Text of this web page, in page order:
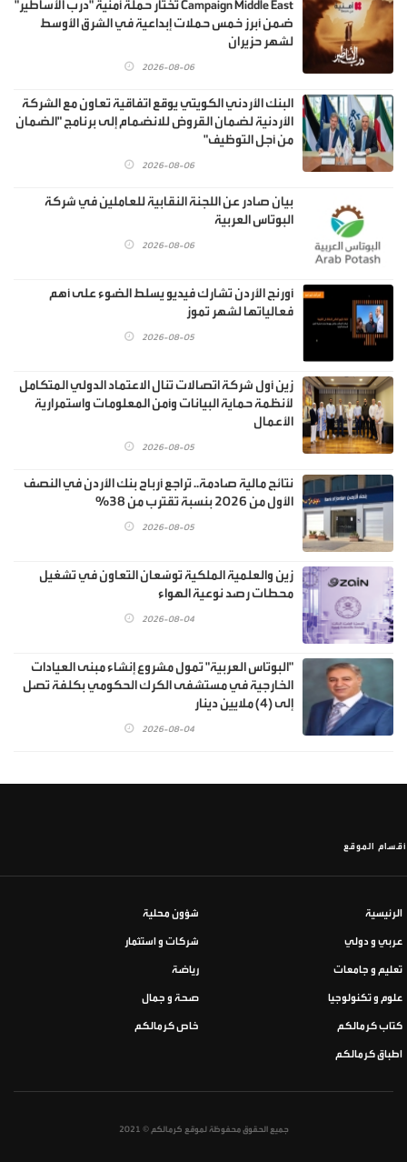
Campaign Middle East تختار حملة أمنية "درب الأساطير"
ضمن أبرز خمس حملات إبداعية في الشرق الأوسط
لشهر حزيران
2026-08-06
البنك الأردني الكويتي يوقع اتفاقية تعاون مع الشركة
الأردنية لضمان القروض للانضمام إلى برنامج "الضمان
من أجل التوظيف"
2026-08-06
بيان صادر عن اللجنة النقابية للعاملين في شركة
البوتاس العربية
2026-08-06
أورنج الأردن تشارك فيديو يسلط الضوء على أهم
فعالياتها لشهر تموز
2026-08-05
زين أول شركة اتصالات تنال الاعتماد الدولي المتكامل
لأنظمة حماية البيانات وأمن المعلومات واستمرارية
الأعمال
2026-08-05
نتائج مالية صادمة.. تراجع أرباح بنك الأردن في النصف
الأول من 2026 بنسبة تقترب من 38%
2026-08-05
زين والعلمية الملكية توسّعان التعاون في تشغيل
محطات رصد نوعية الهواء
2026-08-04
"البوتاس العربية" تمول مشروع إنشاء مبنى العيادات
الخارجية في مستشفى الكرك الحكومي بكلفة تصل
إلى (4) ملايين دينار
2026-08-04
أقسام الموقع
الرئيسية شؤون محلية
عربي و دولي شركات و استثمار
تعليم و جامعات رياضة
علوم و تكنولوجيا صحة و جمال
كتاب كرمالكم خاص كرمالكم
اطباق كرمالكم
جميع الحقوق محفوظة لموقع كرمالكم © 2021